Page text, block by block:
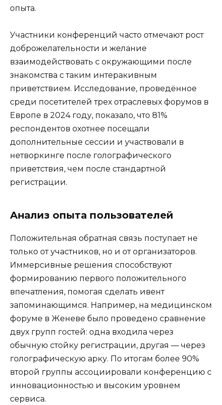
опыта.
Участники конференций часто отмечают рост
доброжелательности и желание
взаимодействовать с окружающими после
знакомства с таким интеракивным
приветствием. Исследование, проведённое
среди посетителей трех отраслевых форумов в
Европе в 2024 году, показало, что 81%
респондентов охотнее посещали
дополнительные сессии и участвовали в
нетворкинге после голографического
приветствия, чем после стандартной
регистрации.
Анализ опыта пользователей
Положительная обратная связь поступает не
только от участников, но и от организаторов.
Иммерсивные решения способствуют
формированию первого положительного
впечатления, помогая сделать ивент
запоминающимся. Например, на медицинском
форуме в Женеве было проведено сравнение
двух групп гостей: одна входила через
обычную стойку регистрации, другая — через
голографическую арку. По итогам более 90%
второй группы ассоциировали конференцию с
инновационностью и высоким уровнем
сервиса.